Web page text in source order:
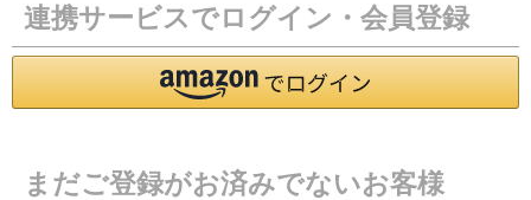
連携サービスでログイン・会員登録
まだご登録がお済みでないお客様